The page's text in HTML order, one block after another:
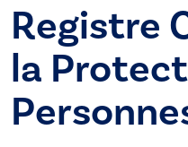
Registre
la